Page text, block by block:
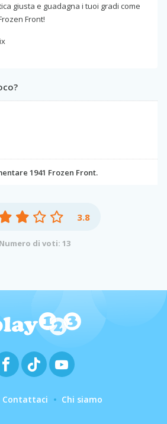
giusta e guadagna i tuoi gradi come
Front!
1941 Frozen Front.
3.8
Numero di voti: 13
Contattaci Chi siamo